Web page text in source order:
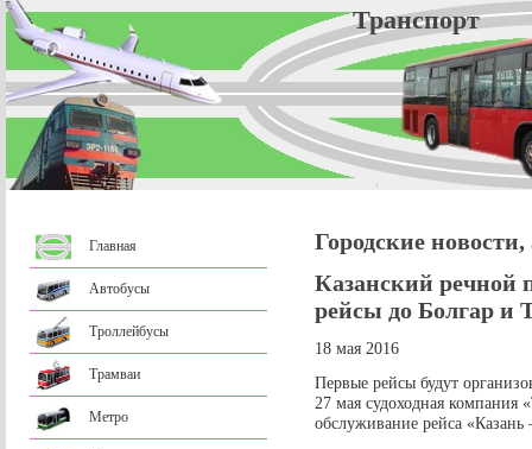
Главная
Автобусы
Троллейбусы
Трамваи
Метро
Городские
Казанский речной
рейсы до Болгар и
18 мая 2016
Первые рейсы будут
27 мая судоходная компания
обслуживание рейса